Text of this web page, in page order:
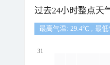
过去24小时整点天
最高气温: 29.4℃ , 最
31